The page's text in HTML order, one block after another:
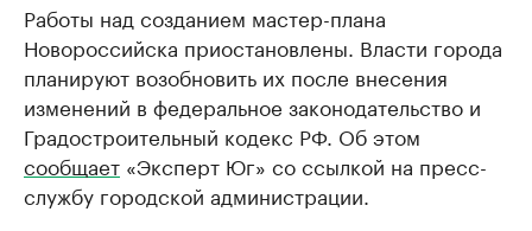
Работы над созданием мастер-плана
Новороссийска приостановлены. Власти города
планируют возобновить их после внесения
изменений в федеральное законодательство и
Градостроительный кодекс РФ. Об этом
сообщает «Эксперт Юг» со ссылкой на пресс-
службу городской администрации.